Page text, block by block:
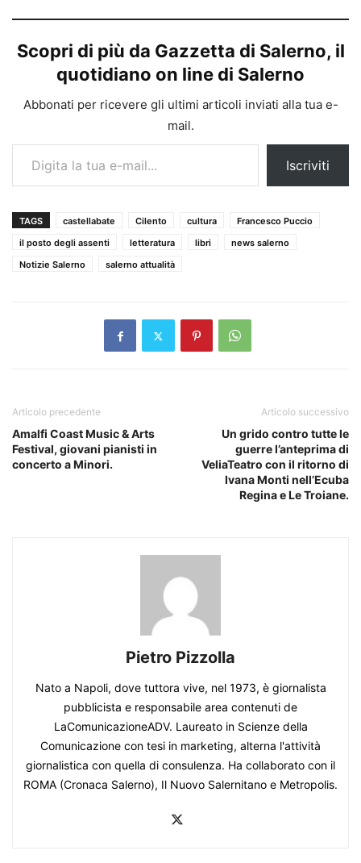
Scopri di più da Gazzetta di Salerno, il
quotidiano on line di Salerno
Abbonati per ricevere gli ultimi articoli inviati alla tua e-
mail.
Digita la tua e-mail...
Iscriviti
TAGS castellabate Cilento cultura
Francesco Puccio
il posto degli assenti
letteratura libri
news salerno
Notizie Salerno
salerno attualità
Articolo precedente
Amalfi Coast Music & Arts
Festival, giovani pianisti in
concerto a Minori.
Articolo successivo
Un grido contro tutte le
guerre l’anteprima di
VeliaTeatro con il ritorno di
Ivana Monti nell’Ecuba
Regina e Le Troiane.
Pietro Pizzolla
Nato a Napoli, dove tuttora vive, nel 1973, è giornalista
pubblicista e responsabile area contenuti de
LaComunicazioneADV. Laureato in Scienze della
Comunicazione con tesi in marketing, alterna l'attività
giornalistica con quella di consulenza. Ha collaborato con il
ROMA (Cronaca Salerno), Il Nuovo Salernitano e Metropolis.